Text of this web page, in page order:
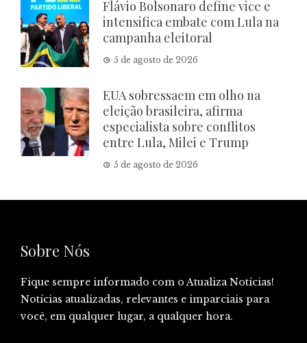
Flávio Bolsonaro define vice e
intensifica embate com Lula na
campanha eleitoral
5 de agosto de 2026
EUA sobressaem em olho na
eleição brasileira, afirma
especialista sobre conflitos
entre Lula, Milei e Trump
5 de agosto de 2026
Sobre Nós
Fique sempre informado com o Atualiza Notícias!
Notícias atualizadas, relevantes e imparciais para
você, em qualquer lugar, a qualquer hora.